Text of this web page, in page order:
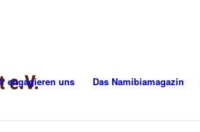
engagieren uns Das Namibiamagazin